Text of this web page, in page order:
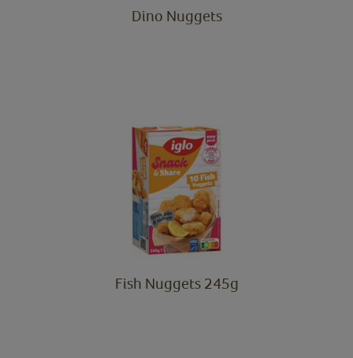
Dino Nuggets
Fish Nuggets 245g